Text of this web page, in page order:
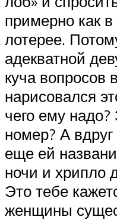
примерно как в
лотерее.
адекватной
куча вопросов
нарисовался
чего ему
номер? А
еще ей
ночи и хрипло
Это тебе
женщины